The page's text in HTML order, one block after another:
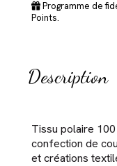
Programme de
Points.
Description
Tissu polaire
confection de
et créations